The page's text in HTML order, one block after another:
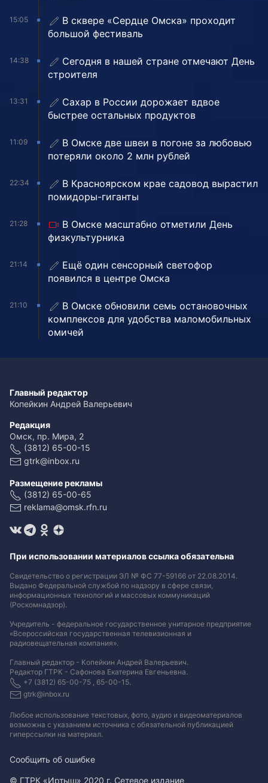
15:05
В сквере «Сердце Омска» проходит
большой фестиваль
14:38
Сегодня в нашей стране отмечают День
строителя
13:31
Сахар в России дорожает вдвое
быстрее остальных продуктов
11:09
В Омске две швеи в погоне за любовью
потеряли около 2 млн рублей
22:34
В Красноярском крае садовод вырастил
помидоры-гиганты
21:28
В Омске масштабно отметили День
физкультурника
21:14
Ещё один сенсорный светофор
появился в центре Омска
21:10
В Омске обновили семь остановочных
комплексов для удобства маломобильных
омичей
Главный редактор
Копейкин Андрей Валерьевич
Редакция
Омск, пр. Мира, 2
(3812) 65-00-15
gtrk@inbox.ru
Размещение рекламы
(3812) 65-00-65
reklama@omsk.rfn.ru
При использовании материалов ссылка обязательна
Свидетельство о регистрации ЭЛ № ФС 77-59166 от 22.08.2014.
Выдано Федеральной службой по надзору в сфере связи,
информационных технологий и массовых коммуникаций
(Роскомнадзор).
Учредитель - федеральное государственное унитарное предприятие
«Всероссийская государственная телевизионная и
радиовещательная компания».
Главный редактор - Копейкин Андрей Валерьевич.
Редактор ГТРК - Сафонова Екатерина Евгеньевна.
+7 (3812) 65-00-75 , 65-00-15.
gtrk@inbox.ru
Любое использование текстовых, фото, аудио и видеоматериалов
возможна с указанием источника с обязательной публикацией
гиперссылки на материал.
Сообщить об ошибке
© ГТРК «Иртыш» 2020 г. Сетевое издание